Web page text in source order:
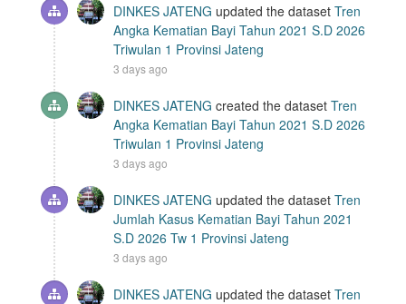
DINKES JATENG updated the dataset Tren
Angka Kematian Bayi Tahun 2021 S.D 2026
Triwulan 1 Provinsi Jateng
3 days ago
DINKES JATENG created the dataset Tren
Angka Kematian Bayi Tahun 2021 S.D 2026
Triwulan 1 Provinsi Jateng
3 days ago
DINKES JATENG updated the dataset Tren
Jumlah Kasus Kematian Bayi Tahun 2021
S.D 2026 Tw 1 Provinsi Jateng
3 days ago
DINKES JATENG updated the dataset Tren